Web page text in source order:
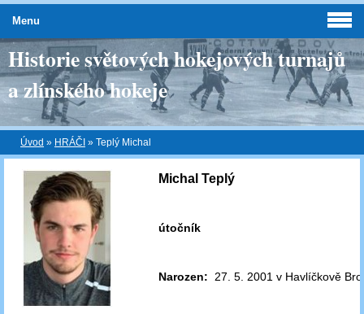
Historie světových hokejových turnajů
a zlínského hokeje
Úvod » HRÁČI » Teplý Michal
Michal Teplý
útočník
Narozen: 27. 5. 2001 v Havlíčkově
Menu